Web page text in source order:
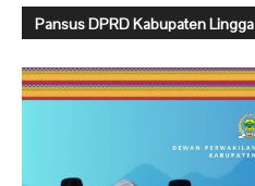
Pansus DPRD Kabupaten Lingga